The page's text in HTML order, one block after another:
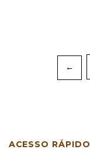
Paginação
←
ACESSO RÁPIDO